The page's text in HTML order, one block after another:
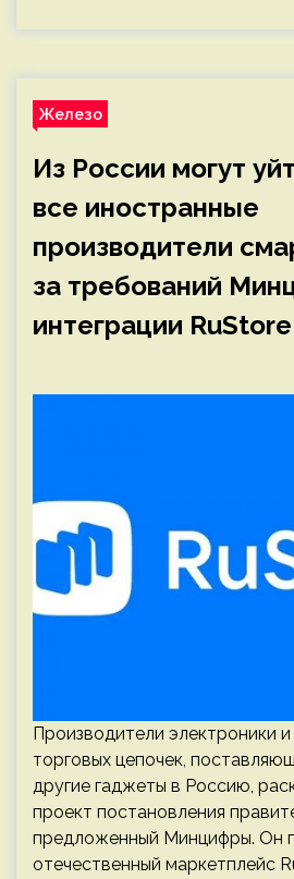
Железо
Из России могут
все иностранные
производители
за требований
интеграции RuStore
Производители электроники и
торговых цепочек,
другие гаджеты в Россию,
проект постановления
предложенный Минцифры. Он
отечественный маркетплейс